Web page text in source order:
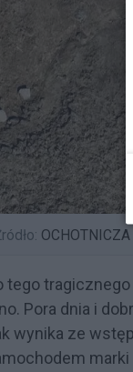
tego
Pora dnia i
wynika ze